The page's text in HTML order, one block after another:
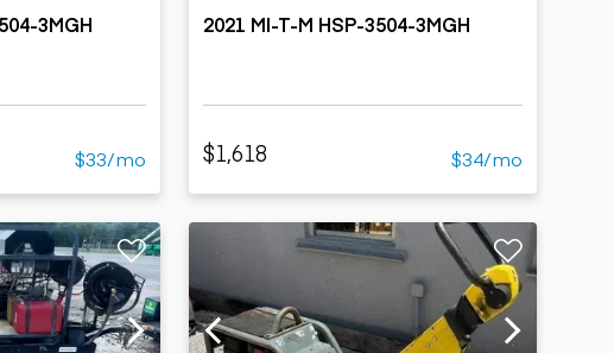
3MGH
$33/mo
2021 MI-T-M HSP-3504-3MGH
$1,618 $34/mo